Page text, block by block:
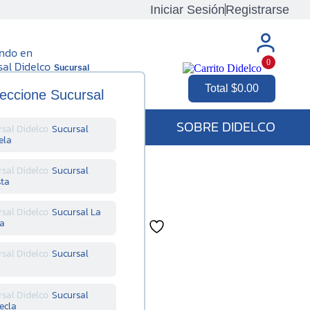
Iniciar SesiónRegistrarse
en
Sucursal
Sucursal
Sucursal
Sucursal
Sucursal La
Sucursal
Sucursal
0
Total $0.00
SOBRE DIDELCO
4X8 PIES DE
MM)